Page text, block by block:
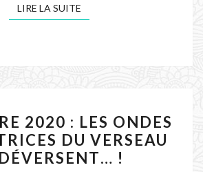
LIRE LA SUITELIRE LA SUITE
2020
:
LES
2020 : LES ONDES
DU VERSEAU
!